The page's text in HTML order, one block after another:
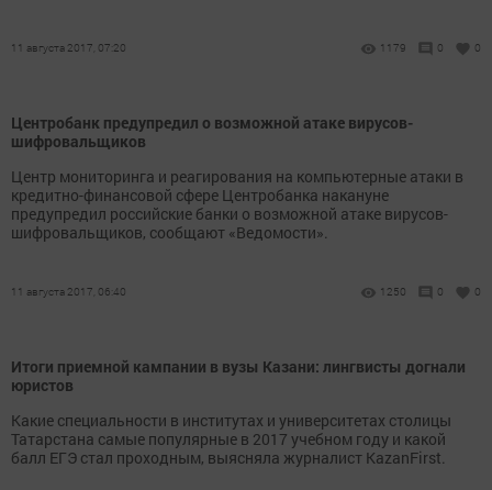
11 августа 2017, 07:20 1179 0 0
Центробанк предупредил о возможной атаке вирусов-
шифровальщиков
Центр мониторинга и реагирования на компьютерные атаки в
кредитно-финансовой сфере Центробанка накануне
предупредил российские банки о возможной атаке вирусов-
шифровальщиков, сообщают «Ведомости».
11 августа 2017, 06:40 1250 0 0
Итоги приемной кампании в вузы Казани: лингвисты догнали
юристов
Какие специальности в институтах и университетах столицы
Татарстана самые популярные в 2017 учебном году и какой
балл ЕГЭ стал проходным, выясняла журналист KazanFirst.